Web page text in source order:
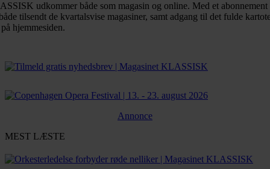
udkommer både som magasin og online. Med et abonnement
tilsendt de kvartalsvise magasiner, samt adgang til det fulde
hjemmesiden.
Annonce
MEST LÆSTE